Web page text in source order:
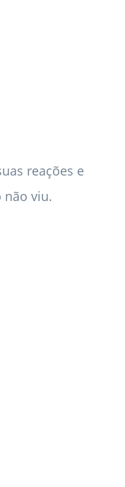
reações e
não viu.